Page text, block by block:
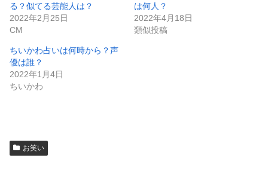
る？似てる芸能人は？
2022年2月25日
CM
は何人？
2022年4月18日
類似投稿
ちいかわ占いは何時から？声
優は誰？
2022年1月4日
ちいかわ
お笑い